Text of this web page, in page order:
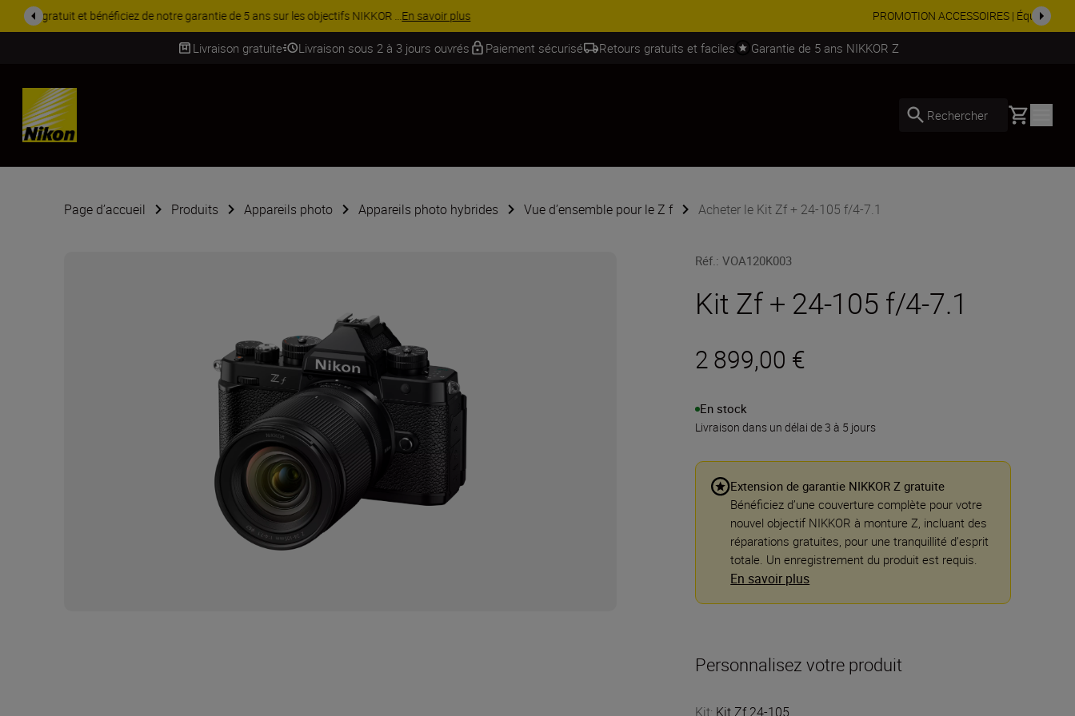
PROMOTION ACCESSOIRES | Équipez-vous davantage et économisez 15 % sur une sélection d’accessoires.
Livraison gratuite Livraison sous 2 à 3 jours ouvrés Paiement sécurisé Retours gratuits et faciles Garantie de 5 ans NIKKOR Z
SKIP
Rechercher Basket
Page d’accueil Produits Appareils photo Appareils photo hybrides Vue d’ensemble pour le Z f Acheter le Kit Zf + 24-105 f/4-7.1
Réf.:VOA120K003
Kit Zf + 24-105 f/4-7.1
2 899,00 €
En stock
Livraison dans un délai de 3 à 5 jours
Extension de garantie NIKKOR Z gratuite
Bénéficiez d’une couverture complète pour votre
nouvel objectif NIKKOR à monture Z, incluant des
réparations gratuites, pour une tranquillité d’esprit
totale. Un enregistrement du produit est requis.
En savoir plus
Personnalisez votre produit
Kit: Kit Zf 24-105